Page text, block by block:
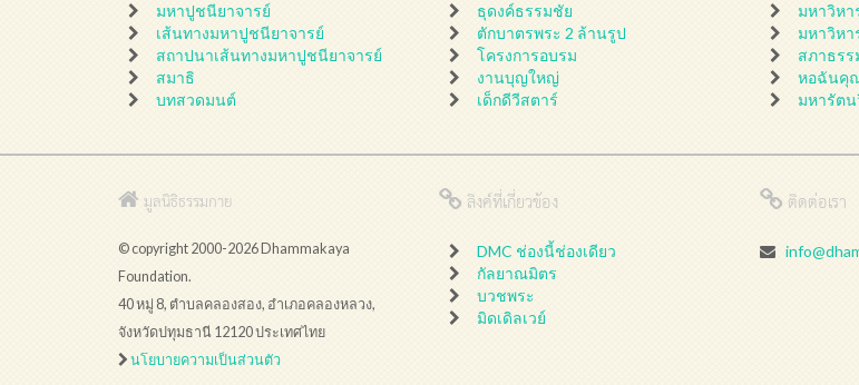
มหาปูชนียาจารย์
เส้นทางมหาปูชนียาจารย์
สถาปนาเส้นทางมหาปูชนียาจารย์
สมาธิ
บทสวดมนต์
ธุดงค์ธรรมชัย
ตักบาตรพระ 2 ล้านรูป
โครงการอบรม
งานบุญใหญ่
เด็กดีวีสตาร์
มหาวิหา
มหาวิหา
สภาธรร
หอฉันคุ
มหารัต
มูลนิธิธรรมกาย
© copyright 2000-2026 Dhammakaya
Foundation.
40 หมู่ 8, ตำบลคลองสอง, อำเภอคลองหลวง,
จังหวัดปทุมธานี 12120 ประเทศไทย
นโยบายความเป็นส่วนตัว
ลิงค์ที่เกี่ยวข้อง
DMC ช่องนี้ช่องเดียว
กัลยาณมิตร
บวชพระ
มิดเดิลเวย์
ติดต่อเรา